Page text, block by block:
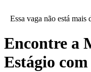
Essa vaga não está
Encontre a
Estágio